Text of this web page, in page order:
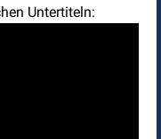
Untertiteln: